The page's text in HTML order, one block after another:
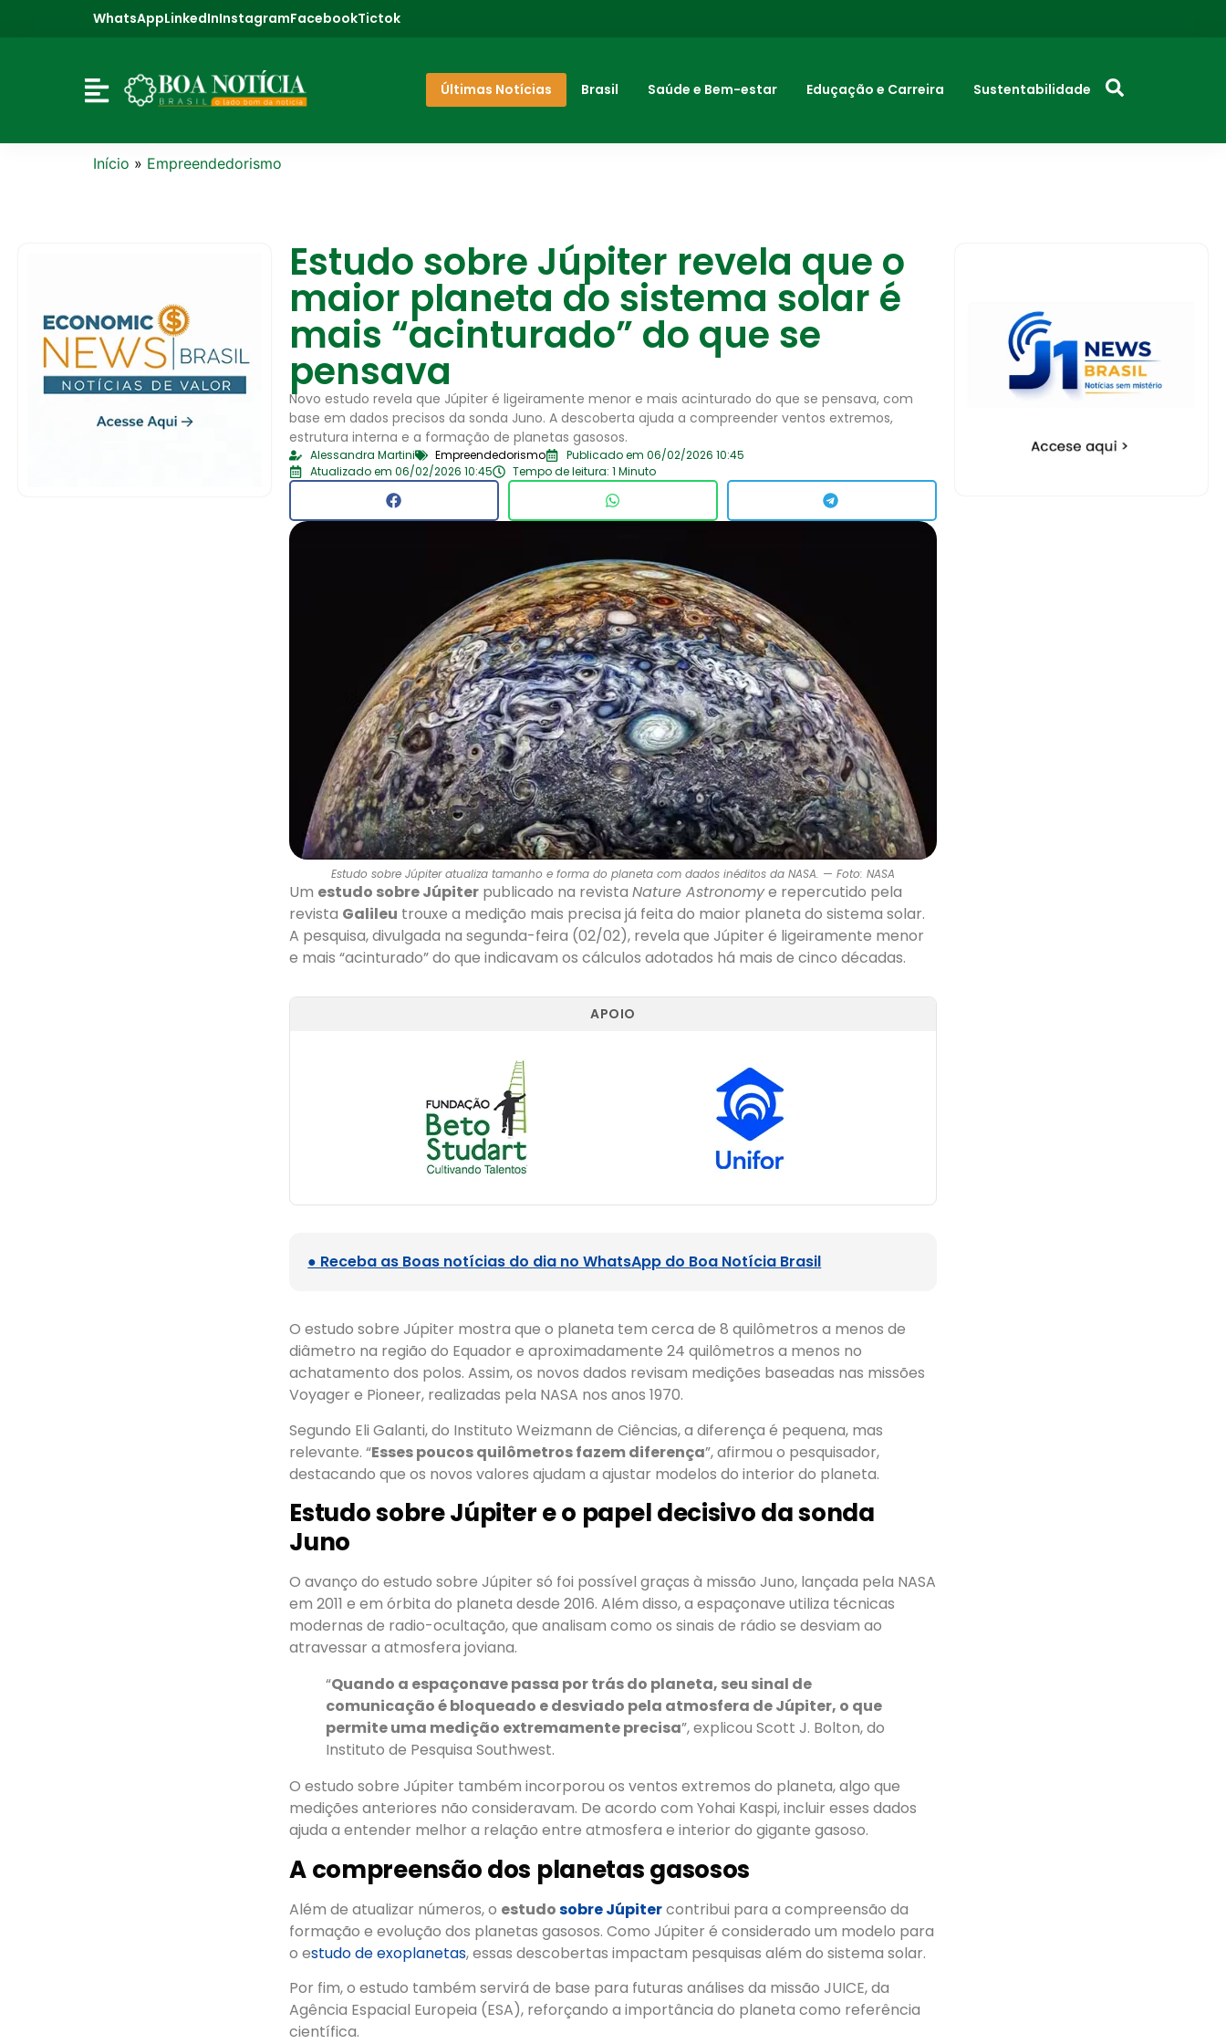
WhatsAppLinkedInInstagramFacebookTictok
Últimas Notícias Brasil Saúde e Bem-estar Eduçação e Carreira Sustentabilidade
Início » Empreendedorismo
Estudo sobre Júpiter revela que o
maior planeta do sistema solar é
mais “acinturado” do que se
pensava
Novo estudo revela que Júpiter é ligeiramente menor e mais acinturado do que se pensava, com
base em dados precisos da sonda Juno. A descoberta ajuda a compreender ventos extremos,
estrutura interna e a formação de planetas gasosos.
Alessandra Martini Empreendedorismo
Publicado em 06/02/2026 10:45
Atualizado em 06/02/2026 10:45
Tempo de leitura: 1 Minuto
Estudo sobre Júpiter atualiza tamanho e forma do planeta com dados inéditos da NASA. — Foto: NASA
Um estudo sobre Júpiter publicado na revistaNature Astronomye repercutido pela
revista Galileu trouxe a medição mais precisa já feita do maior planeta do sistema solar.
A pesquisa, divulgada na segunda-feira (02/02), revela que Júpiter é ligeiramente menor
e mais “acinturado” do que indicavam os cálculos adotados há mais de cinco décadas.
APOIO
● Receba as Boas notícias do dia no WhatsApp do Boa Notícia Brasil
O estudo sobre Júpiter mostra que o planeta tem cerca de 8 quilômetros a menos de
diâmetro na região do Equador e aproximadamente 24 quilômetros a menos no
achatamento dos polos. Assim, os novos dados revisam medições baseadas nas missões
Voyager e Pioneer, realizadas pela NASA nos anos 1970.
Segundo Eli Galanti, do Instituto Weizmann de Ciências, a diferença é pequena, mas
relevante. “Esses poucos quilômetros fazem diferença”, afirmou o pesquisador,
destacando que os novos valores ajudam a ajustar modelos do interior do planeta.
Estudo sobre Júpiter e o papel decisivo da sonda
Juno
O avanço do estudo sobre Júpiter só foi possível graças à missão Juno, lançada pela NASA
em 2011 e em órbita do planeta desde 2016. Além disso, a espaçonave utiliza técnicas
modernas de radio-ocultação, que analisam como os sinais de rádio se desviam ao
atravessar a atmosfera joviana.
“Quando a espaçonave passa por trás do planeta, seu sinal de
comunicação é bloqueado e desviado pela atmosfera de Júpiter, o que
permite uma medição extremamente precisa”, explicou Scott J. Bolton, do
Instituto de Pesquisa Southwest.
O estudo sobre Júpiter também incorporou os ventos extremos do planeta, algo que
medições anteriores não consideravam. De acordo com Yohai Kaspi, incluir esses dados
ajuda a entender melhor a relação entre atmosfera e interior do gigante gasoso.
A compreensão dos planetas gasosos
Além de atualizar números, o estudosobre Júpitercontribui para a compreensão da
formação e evolução dos planetas gasosos. Como Júpiter é considerado um modelo para
o estudo de exoplanetas, essas descobertas impactam pesquisas além do sistema solar.
Por fim, o estudo também servirá de base para futuras análises da missão JUICE, da
Agência Espacial Europeia (ESA), reforçando a importância do planeta como referência
científica.